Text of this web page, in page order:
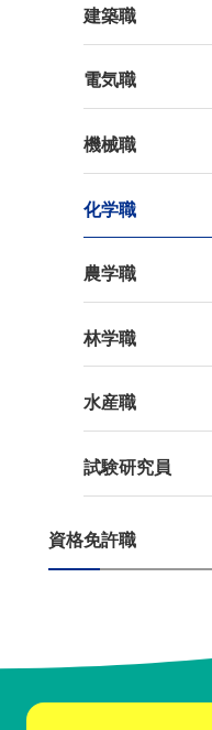
建築職
電気職
機械職
化学職
農学職
林学職
水産職
試験研究員
資格免許職